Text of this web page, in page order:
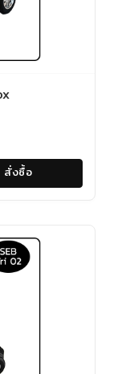
สั่งซื้อ